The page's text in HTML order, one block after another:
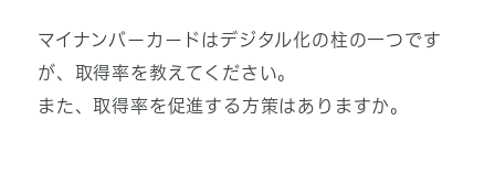
マイナンバーカードはデジタル化の柱の一つです
が、取得率を教えてください。
また、取得率を促進する方策はありますか。